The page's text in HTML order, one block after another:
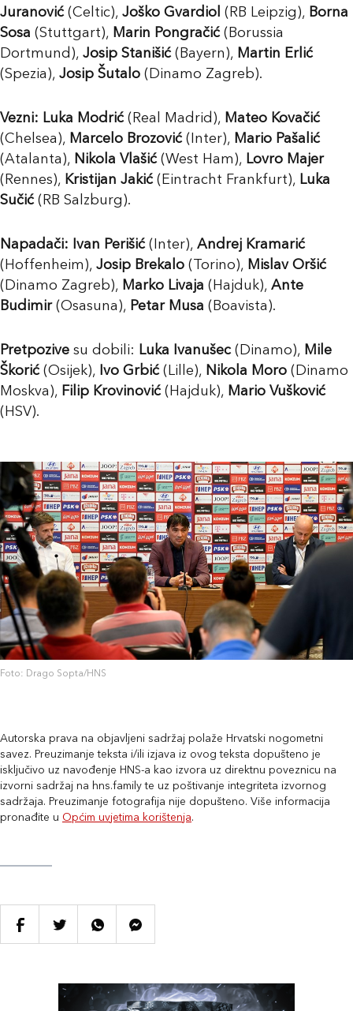
Juranović(Celtic), Joško Gvardiol (RB Leipzig), Borna
Sosa (Stuttgart), Marin Pongračić(Borussia
Dortmund), Josip Stanišić(Bayern), Martin Erlić
(Spezia), Josip Šutalo (Dinamo Zagreb).
Vezni: Luka Modrić(Real Madrid), Mateo Kovačić
(Chelsea), Marcelo Brozović(Inter), Mario Pašalić
(Atalanta), Nikola Vlašić(West Ham), Lovro Majer
(Rennes), Kristijan Jakić(Eintracht Frankfurt), Luka
Sučić(RB Salzburg).
Napadači: Ivan Perišić(Inter), Andrej Kramarić
(Hoffenheim), Josip Brekalo (Torino), Mislav Oršić
(Dinamo Zagreb), Marko Livaja (Hajduk), Ante
Budimir(Osasuna), Petar Musa (Boavista).
Pretpozive su dobili: Luka Ivanušec(Dinamo), Mile
Škorić(Osijek), Ivo Grbić(Lille), Nikola Moro (Dinamo
Moskva), Filip Krovinović(Hajduk), Mario Vušković
(HSV).
Foto: Drago Sopta/HNS
Autorska prava na objavljeni sadržaj polaže Hrvatski nogometni
savez. Preuzimanje teksta i/ili izjava iz ovog teksta dopušteno je
isključivo uz navođenje HNS-a kao izvora uz direktnu poveznicu na
izvorni sadržaj na hns.family te uz poštivanje integriteta izvornog
sadržaja. Preuzimanje fotografija nije dopušteno. Više informacija
pronađite u Općim uvjetima korištenja.